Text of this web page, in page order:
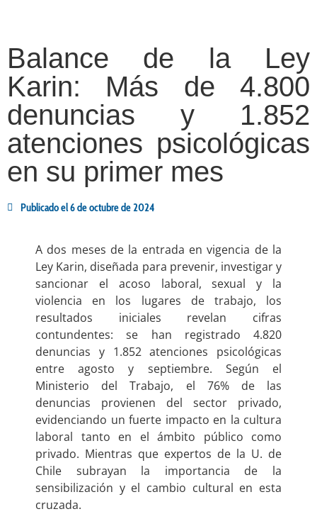
Balance de la Ley
Karin: Más de 4.800
denuncias y 1.852
atenciones psicológicas
en su primer mes
Publicado el6 de octubre de 2024
A dos meses de la entrada en vigencia de la
Ley Karin, diseñada para prevenir, investigar y
sancionar el acoso laboral, sexual y la
violencia en los lugares de trabajo, los
resultados iniciales revelan cifras
contundentes: se han registrado 4.820
denuncias y 1.852 atenciones psicológicas
entre agosto y septiembre. Según el
Ministerio del Trabajo, el 76% de las
denuncias provienen del sector privado,
evidenciando un fuerte impacto en la cultura
laboral tanto en el ámbito público como
privado. Mientras que expertos de la U. de
Chile subrayan la importancia de la
sensibilización y el cambio cultural en esta
cruzada.